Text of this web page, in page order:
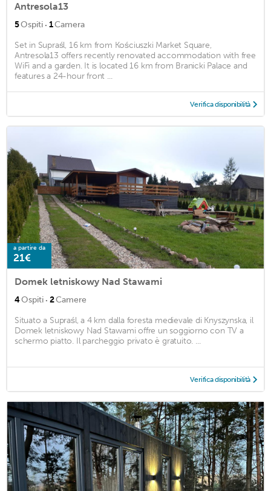
Antresola13
5Ospiti · 1Camera
Set in Supraśl, 16 km from Kościuszki Market Square,
Antresola13 offers recently renovated accommodation with free
WiFi and a garden. It is located 16 km from Branicki Palace and
features a 24-hour front ...
Verifica disponibilità
a partire da
21€
Domek letniskowy Nad Stawami
4Ospiti · 2Camere
Situato a Supraśl, a 4 km dalla foresta medievale di Knyszynska, il
Domek letniskowy Nad Stawami offre un soggiorno con TV a
schermo piatto. Il parcheggio privato è gratuito. ...
Verifica disponibilità